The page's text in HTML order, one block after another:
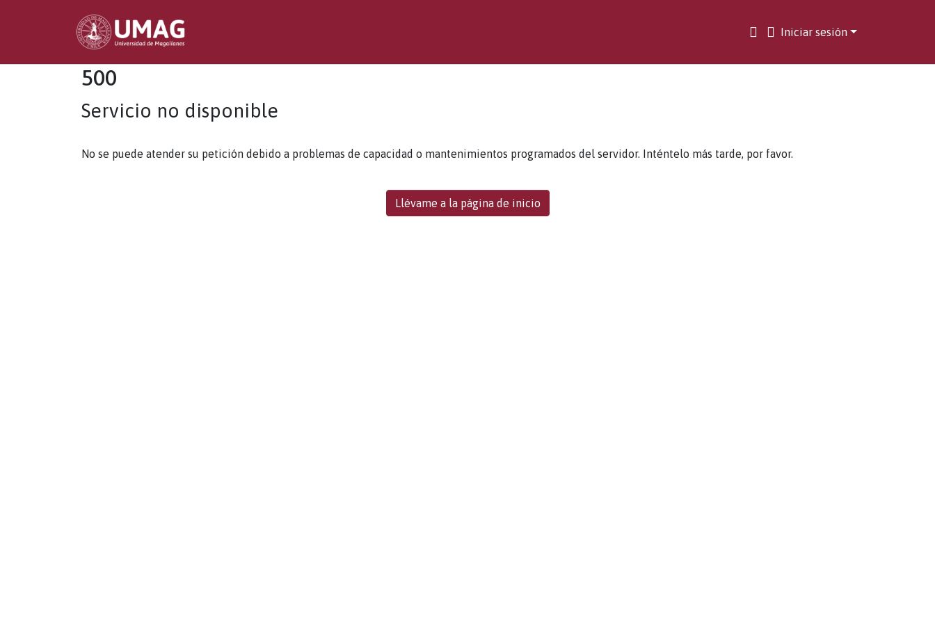
Iniciar sesión
500
Servicio no disponible
No se puede atender su petición debido a problemas de capacidad o mantenimientos programados del servidor. Inténtelo más tarde, por favor.
Llévame a la página de inicio